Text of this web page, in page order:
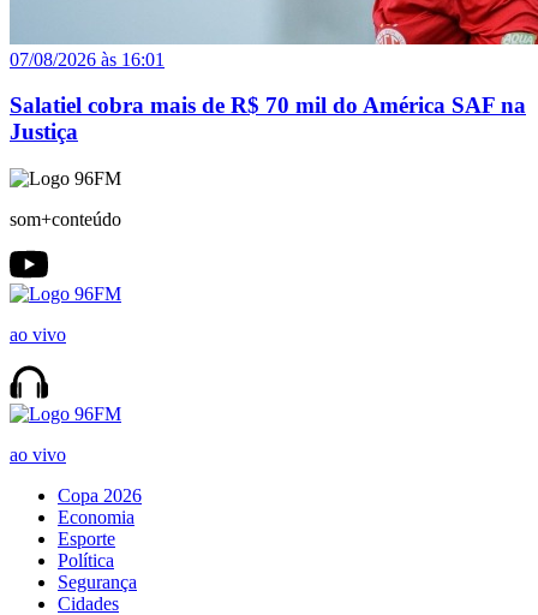
07/08/2026 às 16:01
Salatiel cobra mais de R$ 70 mil do América SAF na
Justiça
som+conteúdo
ao vivo
ao vivo
Copa 2026
Economia
Esporte
Política
Segurança
Cidades